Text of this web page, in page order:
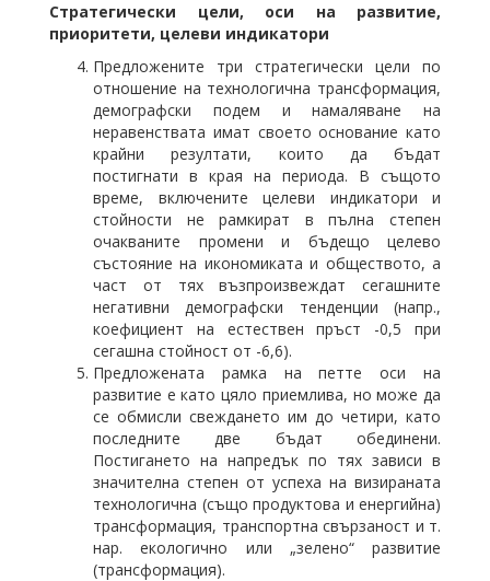
Стратегически цели, оси на развитие,
приоритети, целеви индикатори
Предложените три стратегически цели по
отношение на технологична трансформация,
демографски подем и намаляване на
неравенствата имат своето основание като
крайни резултати, които да бъдат
постигнати в края на периода. В същото
време, включените целеви индикатори и
стойности не рамкират в пълна степен
очакваните промени и бъдещо целево
състояние на икономиката и обществото, а
част от тях възпроизвеждат сегашните
негативни демографски тенденции (напр.,
коефициент на естествен пръст -0,5 при
сегашна стойност от -6,6).
Предложената рамка на петте оси на
развитие е като цяло приемлива, но може да
се обмисли свеждането им до четири, като
последните две бъдат обединени.
Постигането на напредък по тях зависи в
значителна степен от успеха на визираната
технологична (също продуктова и енергийна)
трансформация, транспортна свързаност и т.
нар. екологично или „зелено“ развитие
(трансформация).